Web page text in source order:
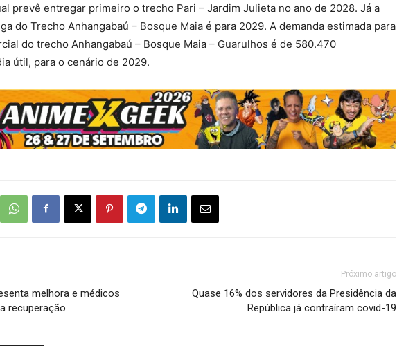
prevê entregar primeiro o trecho Pari – Jardim Julieta no ano de 2028. Já a
do Trecho Anhangabaú – Bosque Maia é para 2029. A demanda estimada para
do trecho Anhangabaú – Bosque Maia – Guarulhos é de 580.470
útil, para o cenário de 2029.
melhora e médicos
recuperação
Próximo artigo
Quase 16% dos servidores da Presidência da
República já contraíram covid-19